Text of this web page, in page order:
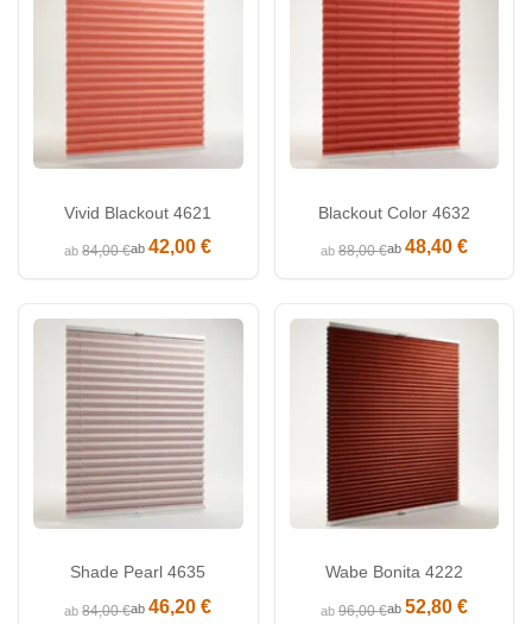
Vivid Blackout 4621
ab84,00 €ab42,00 €
Blackout Color 4632
ab88,00 €ab 48,40 €
Shade Pearl 4635
ab84,00 €ab46,20 €
Wabe Bonita 4222
ab96,00 €ab 52,80 €